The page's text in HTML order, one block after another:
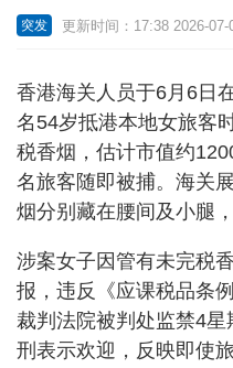
突发 更新时间：17:38 2026-07-
香港海关人员于6月6日
名54岁抵港本地女旅客
税香烟，估计市值约
名旅客随即被捕。海关
烟分别藏在腰间及小腿
涉案女子因管有未完税
报，违反《应课税品条
裁判法院被判处监禁4星
刑表示欢迎，反映即使